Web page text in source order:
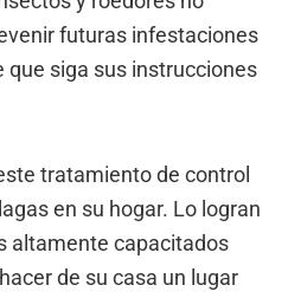
futuras infestaciones
que siga sus instrucciones
tratamiento de control
en su hogar. Lo logran
altamente capacitados
de su casa un lugar